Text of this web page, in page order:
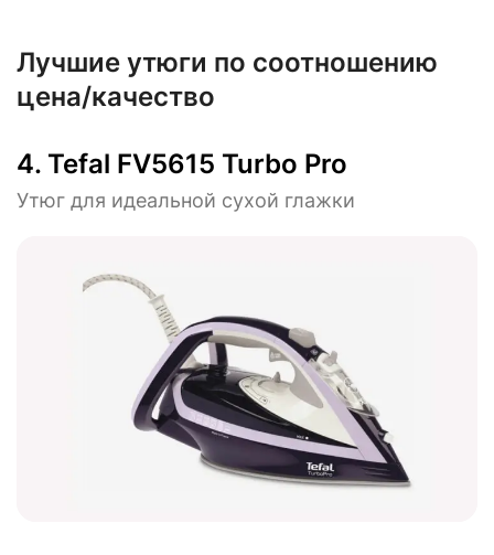
Лучшие утюги по соотношению
цена/качество
4. Tefal FV5615 Turbo Pro
Утюг для идеальной сухой глажки